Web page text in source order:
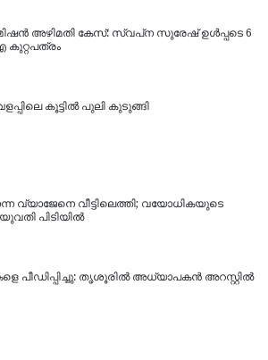
അഴിമതി കേസ്: സ്വപ്‌ന സുരേഷ് ഉള്‍പ്പടെ 6
കുറ്റപത്രം
കൂട്ടിൽ പുലി കുടുങ്ങി
വീട്ടിലെത്തി; വയോധികയുടെ
പിടിയില്‍
പീ​ഡി​പ്പി​ച്ചു: തൃ​ശൂ​രി​ൽ അ​ധ്യാ​പ​ക​ൻ അ​റ​സ്റ്റി​ൽ